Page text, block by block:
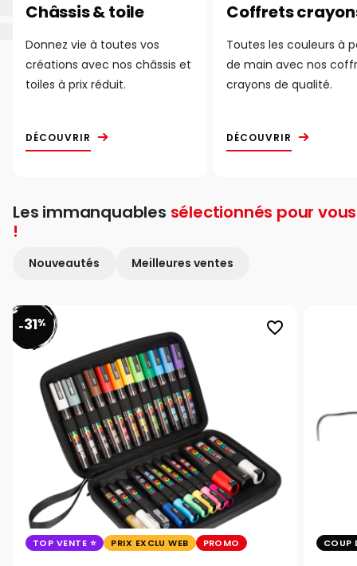
Châssis & toile
Donnez vie à toutes vos
créations avec nos châssis et
toiles à prix réduit.
DÉCOUVRIR
Coffrets
Toutes les couleurs à
de main avec nos
crayons de qualité.
DÉCOUVRIR
Les immanquables sélectionnés pour vous
!
Nouveautés Meilleures ventes
favorite_border
-31%
TOP VENTE PRIX EXCLU WEB PROMO COUP